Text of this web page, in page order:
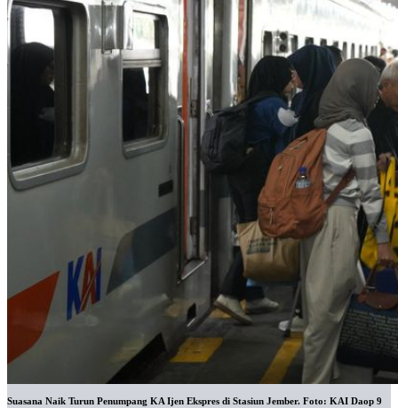
Suasana Naik Turun Penumpang KA Ijen Ekspres di Stasiun Jember. Foto: KAI Daop 9